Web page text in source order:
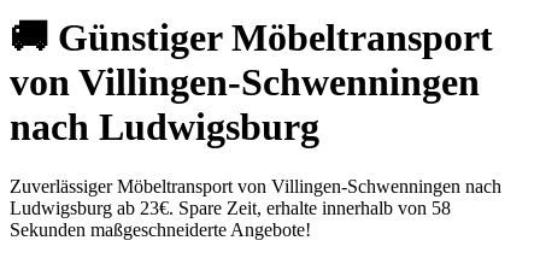
🚚 Günstiger Möbeltransport
von Villingen-Schwenningen
nach Ludwigsburg
Zuverlässiger Möbeltransport von Villingen-Schwenningen nach
Ludwigsburg ab 23€. Spare Zeit, erhalte innerhalb von 58
Sekunden maßgeschneiderte Angebote!